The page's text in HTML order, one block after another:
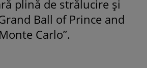
plină de strălucire și
Ball of Prince and
Carlo”.